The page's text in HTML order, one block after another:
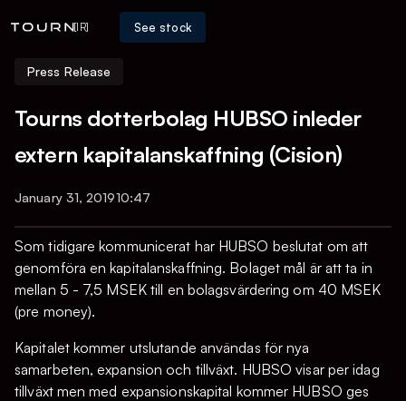
[IR] See stock
Press Release
Tourns dotterbolag HUBSO inleder
extern kapitalanskaffning (Cision)
January 31, 201910:47
Som tidigare kommunicerat har HUBSO beslutat om att
genomföra en kapitalanskaffning. Bolaget mål är att ta in
mellan 5 - 7,5 MSEK till en bolagsvärdering om 40 MSEK
(pre money).
Kapitalet kommer utslutande användas för nya
samarbeten, expansion och tillväxt. HUBSO visar per idag
tillväxt men med expansionskapital kommer HUBSO ges